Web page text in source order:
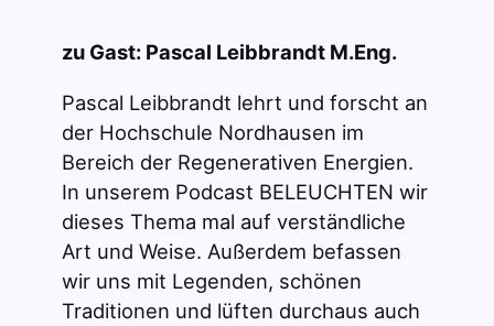
zu Gast: Pascal Leibbrandt M.Eng.
Pascal Leibbrandt lehrt und forscht an
der Hochschule Nordhausen im
Bereich der Regenerativen Energien.
In unserem Podcast BELEUCHTEN wir
dieses Thema mal auf verständliche
Art und Weise. Außerdem befassen
wir uns mit Legenden, schönen
Traditionen und lüften durchaus auch